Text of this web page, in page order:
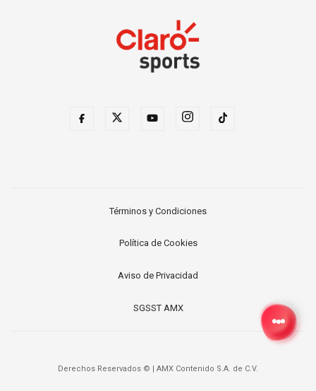
Términos y Condiciones
Política de Cookies
Aviso de Privacidad
SGSST AMX
Derechos Reservados © | AMX Contenido S.A. de C.V.